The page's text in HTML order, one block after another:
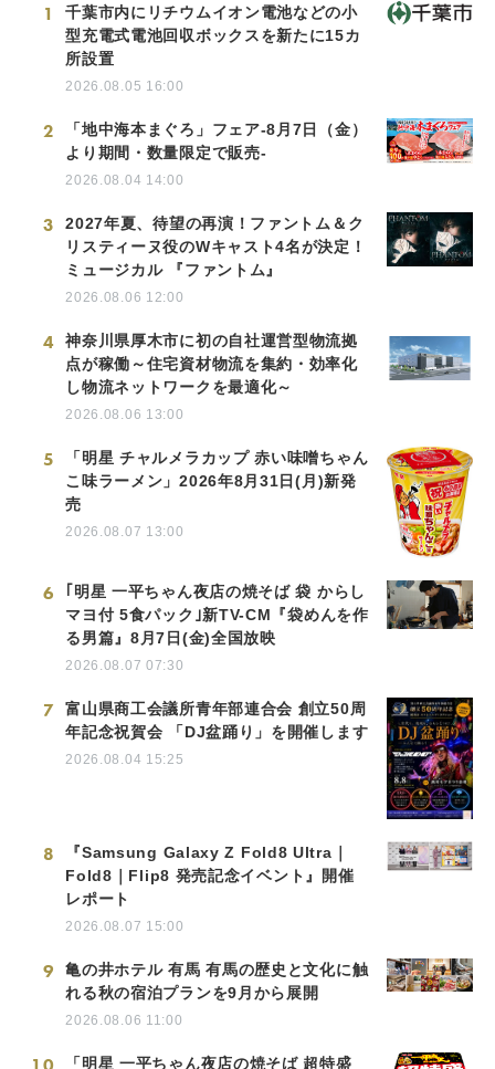
1
千葉市内にリチウムイオン電池などの小
型充電式電池回収ボックスを新たに15カ
所設置
2026.08.05 16:00
2
「地中海本まぐろ」フェア-8月7日（金）
より期間・数量限定で販売-
2026.08.04 14:00
3
2027年夏、待望の再演！ファントム＆ク
リスティーヌ役のWキャスト4名が決定！
ミュージカル 『ファントム』
2026.08.06 12:00
4
神奈川県厚木市に初の自社運営型物流拠
点が稼働～住宅資材物流を集約・効率化
し物流ネットワークを最適化～
2026.08.06 13:00
5
「明星 チャルメラカップ 赤い味噌ちゃん
こ味ラーメン」2026年8月31日(月)新発
売
2026.08.07 13:00
6
｢明星 一平ちゃん夜店の焼そば 袋 からし
マヨ付 5食パック｣新TV-CM『袋めんを作
る男篇』8月7日(金)全国放映
2026.08.07 07:30
7
富山県商工会議所青年部連合会 創立50周
年記念祝賀会 「DJ盆踊り」を開催します
2026.08.04 15:25
8
『Samsung Galaxy Z Fold8 Ultra｜
Fold8｜Flip8 発売記念イベント』開催
レポート
2026.08.07 15:00
9
亀の井ホテル 有馬 有馬の歴史と文化に触
れる秋の宿泊プランを9月から展開
2026.08.06 11:00
「明星 一平ちゃん夜店の焼そば 超特盛